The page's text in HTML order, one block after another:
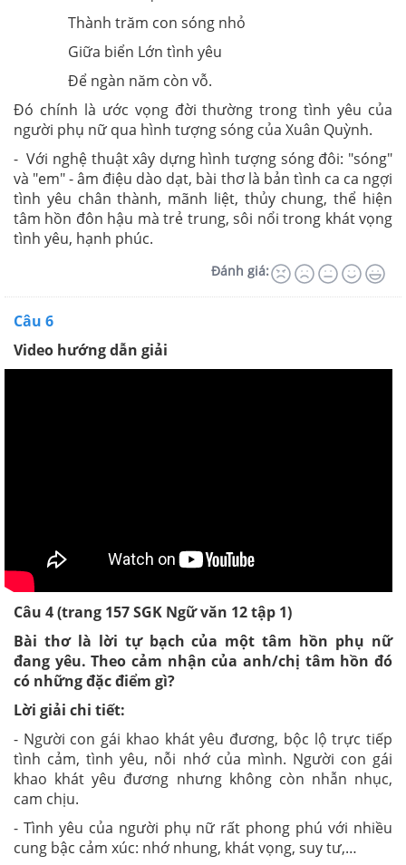
Thành trăm con sóng nhỏ
Giữa biển Lớn tình yêu
Để ngàn năm còn vỗ.
Đó chính là ước vọng đời thường trong tình yêu của
người phụ nữ qua hình tượng sóng của Xuân Quỳnh.
- Với nghệ thuật xây dựng hình tượng sóng đôi: "sóng"
và "em" - âm điệu dào dạt, bài thơ là bản tình ca ca ngợi
tình yêu chân thành, mãnh liệt, thủy chung, thể hiện
tâm hồn đôn hậu mà trẻ trung, sôi nổi trong khát vọng
tình yêu, hạnh phúc.
Đánh giá:
Câu 6
Video hướng dẫn giải
Câu 4 (trang 157 SGK Ngữ văn 12 tập 1)
Bài thơ là lời tự bạch của một tâm hồn phụ nữ
đang yêu. Theo cảm nhận của anh/chị tâm hồn đó
có những đặc điểm gì?
Lời giải chi tiết:
- Người con gái khao khát yêu đương, bộc lộ trực tiếp
tình cảm, tình yêu, nỗi nhớ của mình. Người con gái
khao khát yêu đương nhưng không còn nhẫn nhục,
cam chịu.
- Tình yêu của người phụ nữ rất phong phú với nhiều
cung bậc cảm xúc: nhớ nhung, khát vọng, suy tư,…